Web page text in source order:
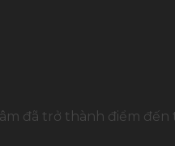
đã trở thành điểm